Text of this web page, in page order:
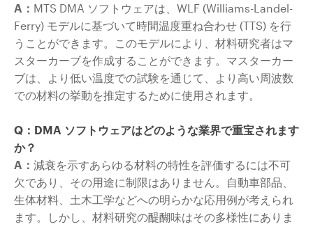
A： MTS DMA ソフトウェアは、WLF (Williams-Landel-
Ferry) モデルに基づいて時間温度重ね合わせ (TTS) を行
うことができます。このモデルにより、材料研究者はマ
スターカーブを作成することができます。マスターカー
ブは、より低い温度での試験を通じて、より高い周波数
での材料の挙動を推定するために使用されます。
Q：DMA ソフトウェアはどのような業界で重宝されます
か？
A： 減衰を示すあらゆる材料の特性を評価するには不可
欠であり、その用途に制限はありません。自動車部品、
生体材料、土木工学などへの明らかな応用例が考えられ
ます。しかし、材料研究の醍醐味はその多様性にありま